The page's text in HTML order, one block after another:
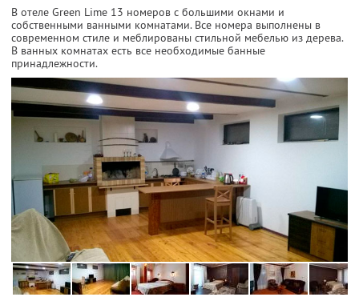
В отеле Green Lime 13 номеров с большими окнами и
собственными ванными комнатами. Все номера выполнены в
современном стиле и меблированы стильной мебелью из дерева.
В ванных комнатах есть все необходимые банные
принадлежности.